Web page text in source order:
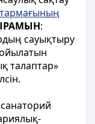
:
сауықтыру
талаптар»